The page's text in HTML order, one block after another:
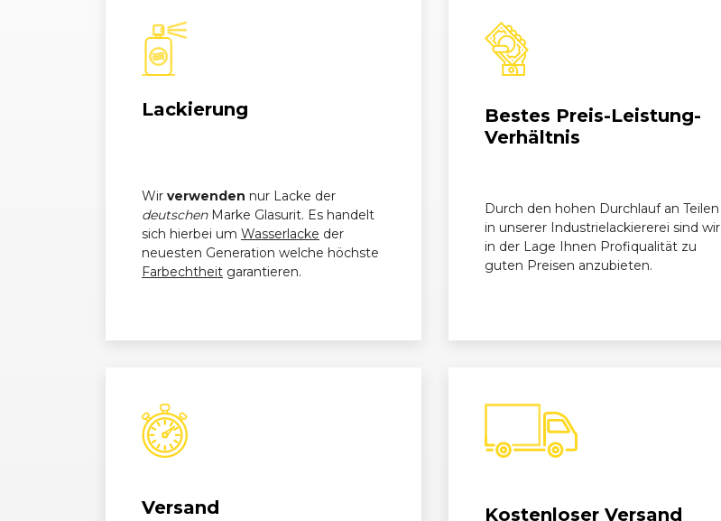
Lackierung
Wir verwenden nur Lacke der
deutschenMarke Glasurit. Es handelt
sich hierbei um Wasserlacke der
neuesten Generation welche höchste
Farbechtheit garantieren.
Bestes Preis-Leistung-
Verhältnis
Durch den hohen Durchlauf an Teilen
in unserer Industrielackiererei sind wir
in der Lage Ihnen Profiqualität zu
guten Preisen anzubieten.
Versand Kostenloser Versand